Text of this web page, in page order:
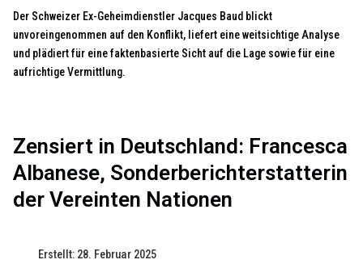
Der Schweizer Ex-Geheimdienstler Jacques Baud blickt
unvoreingenommen auf den Konflikt, liefert eine weitsichtige Analyse
und plädiert für eine faktenbasierte Sicht auf die Lage sowie für eine
aufrichtige Vermittlung.
Zensiert in Deutschland: Francesca
Albanese, Sonderberichterstatterin
der Vereinten Nationen
Erstellt: 28. Februar 2025